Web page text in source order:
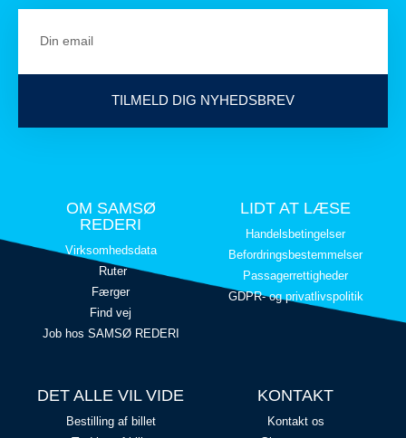
TILMELD DIG NYHEDSBREV
OM SAMSØ
REDERI
Virksomhedsdata
Ruter
Færger
Find vej
Job hos SAMSØ REDERI
LIDT AT LÆSE
Handelsbetingelser
Befordringsbestemmelser
Passagerrettigheder
GDPR- og privatlivspolitik
DET ALLE VIL VIDE
Bestilling af billet
KONTAKT
Kontakt os